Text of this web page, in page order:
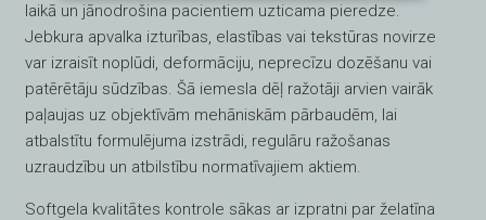
laikā un jānodrošina pacientiem uzticama pieredze.
Jebkura apvalka izturības, elastības vai tekstūras novirze
var izraisīt noplūdi, deformāciju, neprecīzu dozēšanu vai
patērētāju sūdzības. Šā iemesla dēļ ražotāji arvien vairāk
paļaujas uz objektīvām mehāniskām pārbaudēm, lai
atbalstītu formulējuma izstrādi, regulāru ražošanas
uzraudzību un atbilstību normatīvajiem aktiem.
Softgela kvalitātes kontrole sākas ar izpratni par želatīna